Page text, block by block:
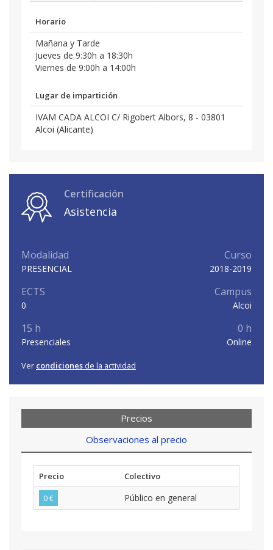
Horario
Mañana y Tarde
Jueves de 9:30h a 18:30h
Viernes de 9:00h a 14:00h
Lugar de impartición
IVAM CADA ALCOI C/ Rigobert Albors, 8 - 03801
Alcoi (Alicante)
Certificación
Asistencia
Modalidad
PRESENCIAL
Curso
2018-2019
ECTS
0
Campus
Alcoi
15 h
Presenciales
0 h
Online
Ver condiciones de la actividad
Precios
Observaciones al precio
Precio
Colectivo
0 €
Público en general